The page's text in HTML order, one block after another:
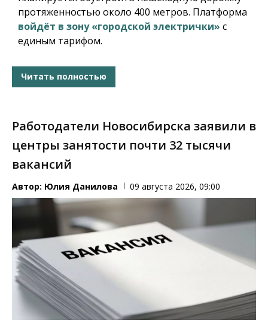
протяженностью около 400 метров. Платформа
войдёт в зону «городской электрички» с
единым тарифом.
Читать полностью
Работодатели Новосибирска заявили в
центры занятости почти 32 тысячи
вакансий
Автор: Юлия Данилова 09 августа 2026, 09:00